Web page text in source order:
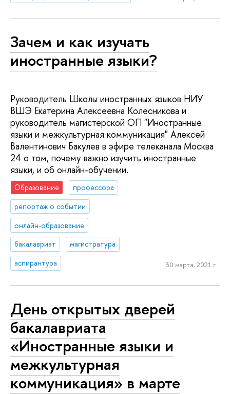
Зачем и как изучать
иностранные языки?
Руководитель Школы иностранных языков НИУ
ВШЭ Екатерина Алексеевна Колесникова и
руководитель магистерской ОП "Иностранные
языки и межкультурная коммуникация" Алексей
Валентинович Бакулев в эфире телеканала Москва
24 о том, почему важно изучить иностранные
языки, и об онлайн-обучении.
Образование
профессора
репортаж о событии
онлайн-образование
бакалавриат
магистратура
аспирантура
30 марта, 2021 г.
День открытых дверей
бакалавриата
«Иностранные языки и
межкультурная
коммуникация» в марте